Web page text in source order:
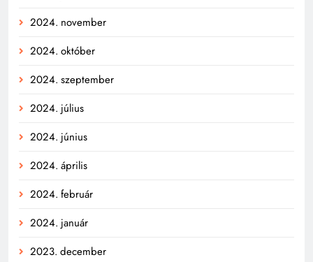
2024. november
2024. október
2024. szeptember
2024. július
2024. június
2024. április
2024. február
2024. január
2023. december